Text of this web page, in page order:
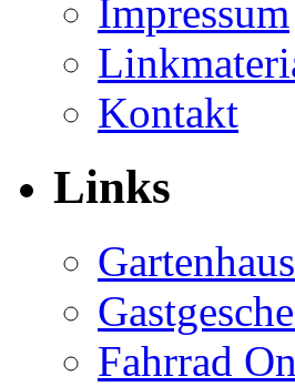
Impressum
Kontakt
Links
Fahrrad